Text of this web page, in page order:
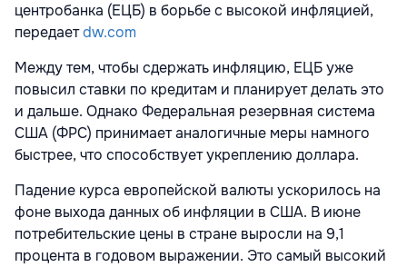
центробанка (ЕЦБ) в борьбе с высокой инфляцией,
передаетdw.com
Между тем, чтобы сдержать инфляцию, ЕЦБ уже
повысил ставки по кредитам и планирует делать это
и дальше. Однако Федеральная резервная система
США (ФРС) принимает аналогичные меры намного
быстрее, что способствует укреплению доллара.
Падение курса европейской валюты ускорилось на
фоне выхода данных об инфляции в США. В июне
потребительские цены в стране выросли на 9,1
процента в годовом выражении. Это самый высокий